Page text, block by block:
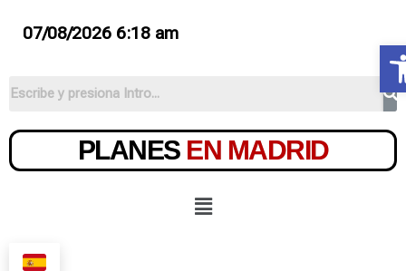
07/08/2026 6:18 am
PLANES EN MADRID